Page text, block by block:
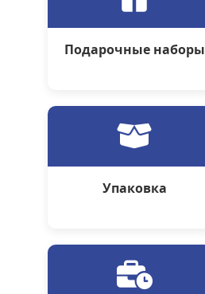
Подарочные наборы
Упаковка